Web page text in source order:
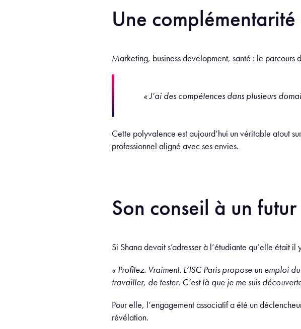
Une
Marketing, business development, santé : le parcours
« J’ai des compétences dans plusieurs
Cette polyvalence est aujourd’hui un véritable atout
professionnel aligné avec ses envies.
Son conseil à un
Si Shana devait s’adresser à l’étudiante qu’elle était
« Profitez. Vraiment. L’ISC Paris propose un emploi
travailler, de tester. C’est là que je me suis
Pour elle, l’engagement associatif a été un
révélation.